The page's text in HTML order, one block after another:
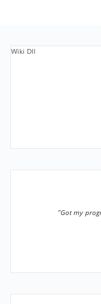
Wiki Dll
”Got my